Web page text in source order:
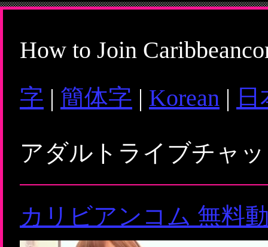
How to Join
字 | 簡体字 | Korean |
アダルトライブチャ
カリビアンコム 無料